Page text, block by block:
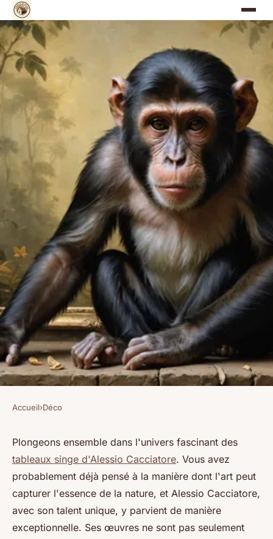
Explore les œuvres captivantes
de tableaux singe par alessio
cacciatore
Benjamin• 16 février 2025• 8 min de lecture
Accueil›Déco
Plongeons ensemble dans l'univers fascinant des
tableaux singe d'Alessio Cacciatore. Vous avez
probablement déjà pensé à la manière dont l'art peut
capturer l'essence de la nature, et Alessio Cacciatore,
avec son talent unique, y parvient de manière
exceptionnelle. Ses œuvres ne sont pas seulement